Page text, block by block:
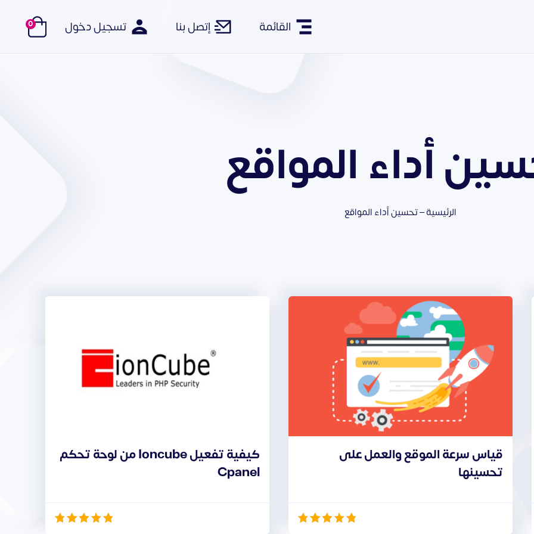
القائمة إتصل بنا تسجيل دخول 0
أداء المواقع
الرئيسية–تحسين أداء المواقع
قياس سرعة الموقع والعمل على
تحسينها
كيفية تفعيل Ioncube من لوحة تحكم
Cpanel